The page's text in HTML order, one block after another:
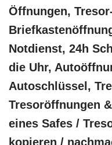
Öffnungen,
Notdienst, 24h
die Uhr,
Autoschlüssel,
Tresoröffnungen
eines Safes /
kopieren /